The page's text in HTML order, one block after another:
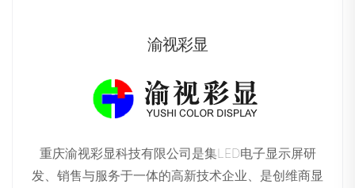
渝视彩显
重庆渝视彩显科技有限公司是集LED电子显示屏研
发、销售与服务于一体的高新技术企业、是创维商显